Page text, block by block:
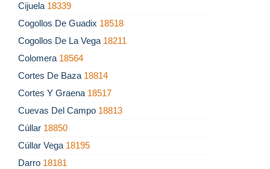
Cijuela 18339
Cogollos De Guadix 18518
Cogollos De La Vega 18211
Colomera 18564
Cortes De Baza 18814
Cortes Y Graena 18517
Cuevas Del Campo 18813
Cúllar 18850
Cúllar Vega 18195
Darro 18181